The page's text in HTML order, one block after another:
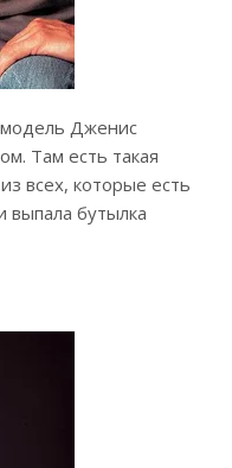
Дженис
Там есть такая
всех, которые есть
выпала бутылка